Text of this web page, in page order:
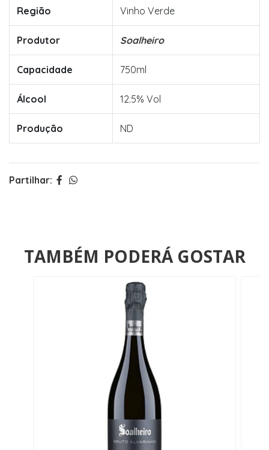
Região Vinho Verde
Produtor Soalheiro
Capacidade 750ml
Álcool 12.5% Vol
Produção ND
Partilhar:
TAMBÉM PODERÁ GOSTAR